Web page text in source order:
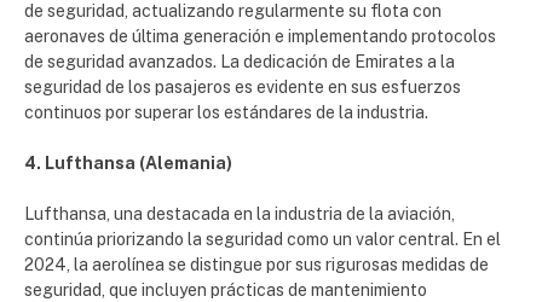
de seguridad, actualizando regularmente su flota con
aeronaves de última generación e implementando protocolos
de seguridad avanzados. La dedicación de Emirates a la
seguridad de los pasajeros es evidente en sus esfuerzos
continuos por superar los estándares de la industria.
4. Lufthansa (Alemania)
Lufthansa, una destacada en la industria de la aviación,
continúa priorizando la seguridad como un valor central. En el
2024, la aerolínea se distingue por sus rigurosas medidas de
seguridad, que incluyen prácticas de mantenimiento